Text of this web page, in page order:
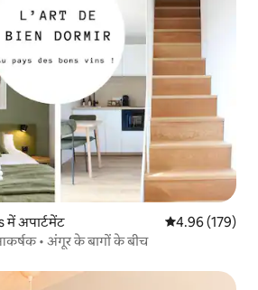
अपार्टमेंट औसत रेटिंग 5 में से
4.96 (179)
• अंगूर के बागों के बीच